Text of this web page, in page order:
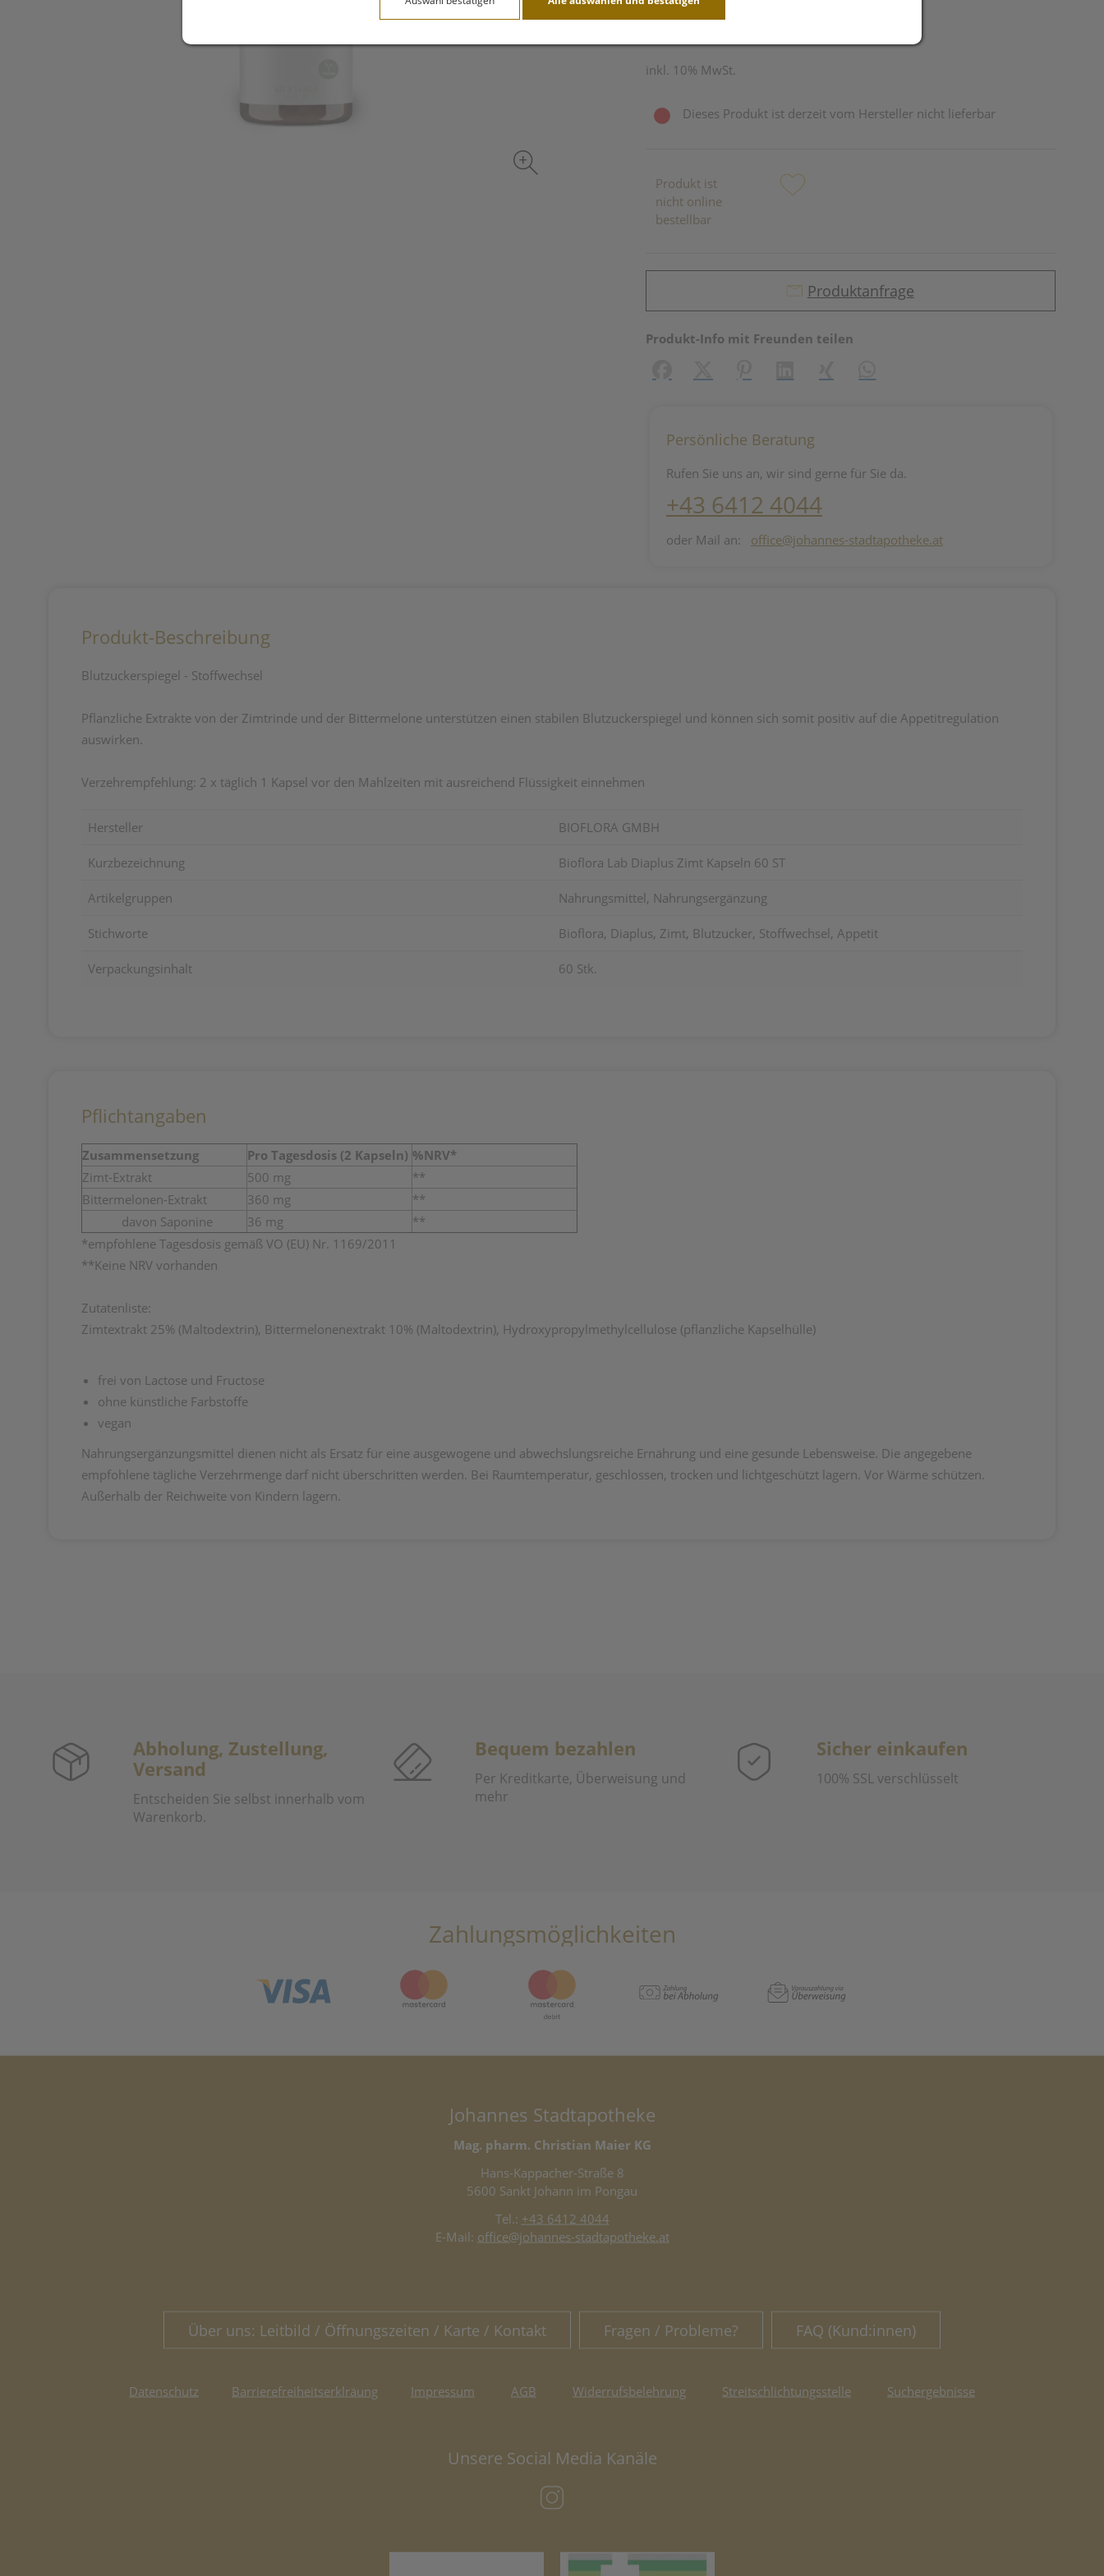
inkl. 10% MwSt.
Dieses Produkt ist derzeit vom Hersteller nicht lieferbar
Produkt ist
nicht online
bestellbar
Produktanfrage
Produkt-Info mit Freunden teilen
Persönliche Beratung
Rufen Sie uns an, wir sind gerne für Sie da.
+43 6412 4044
oder Mail an: office@johannes-stadtapotheke.at
Produkt-Beschreibung
Blutzuckerspiegel - Stoffwechsel
Pflanzliche Extrakte von der Zimtrinde und der Bittermelone unterstützen einen stabilen Blutzuckerspiegel und können sich somit positiv auf die Appetitregulation
auswirken.
Verzehrempfehlung: 2 x täglich 1 Kapsel vor den Mahlzeiten mit ausreichend Flüssigkeit einnehmen
Hersteller BIOFLORA GMBH
Kurzbezeichnung Bioflora Lab Diaplus Zimt Kapseln 60 ST
Artikelgruppen Nahrungsmittel, Nahrungsergänzung
Stichworte Bioflora, Diaplus, Zimt, Blutzucker, Stoffwechsel, Appetit
Verpackungsinhalt 60 Stk.
Pflichtangaben
Zusammensetzung Pro Tagesdosis (2 Kapseln) %NRV*
Zimt-Extrakt
500 mg
**
Bittermelonen-Extrakt
360 mg
**
davon Saponine
36 mg
**
*empfohlene Tagesdosis gemäß VO (EU) Nr. 1169/2011
**Keine NRV vorhanden
Zutatenliste:
Zimtextrakt 25% (Maltodextrin), Bittermelonenextrakt 10% (Maltodextrin), Hydroxypropylmethylcellulose (pflanzliche Kapselhülle)
frei von Lactose und Fructose
ohne künstliche Farbstoffe
vegan
Nahrungsergänzungsmittel dienen nicht als Ersatz für eine ausgewogene und abwechslungsreiche Ernährung und eine gesunde Lebensweise. Die angegebene
empfohlene tägliche Verzehrmenge darf nicht überschritten werden. Bei Raumtemperatur, geschlossen, trocken und lichtgeschützt lagern. Vor Wärme schützen.
Außerhalb der Reichweite von Kindern lagern.
Abholung, Zustellung,
Versand
Entscheiden Sie selbst innerhalb vom
Warenkorb.
Bequem bezahlen
Per Kreditkarte, Überweisung und
mehr
Sicher einkaufen
100% SSL verschlüsselt
Zahlungsmöglichkeiten
Johannes Stadtapotheke
Mag. pharm. Christian Maier KG
Hans-Kappacher-Straße 8
5600 Sankt Johann im Pongau
Tel.: +43 6412 4044
E-Mail: office@johannes-stadtapotheke.at
Über uns: Leitbild / Öffnungszeiten / Karte / Kontakt Fragen / Probleme? FAQ (Kund:innen)
Datenschutz Barrierefreiheitserklräung Impressum AGB Widerrufsbelehrung Streitschlichtungsstelle Suchergebnisse
Unsere Social Media Kanäle
(öffnet in neuem Tab)